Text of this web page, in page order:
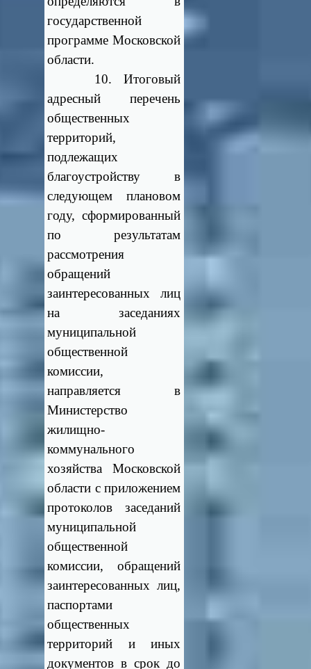
государственной
программе Московской
области.
10. Итоговый
адресный перечень
общественных
территорий,
подлежащих
благоустройству в
следующем плановом
году, сформированный
по результатам
рассмотрения
обращений
заинтересованных лиц
на заседаниях
муниципальной
общественной
комиссии,
направляется в
Министерство
жилищно-
коммунального
хозяйства Московской
области с приложением
протоколов заседаний
муниципальной
общественной
комиссии, обращений
заинтересованных лиц,
паспортами
общественных
территорий и иных
документов в срок до